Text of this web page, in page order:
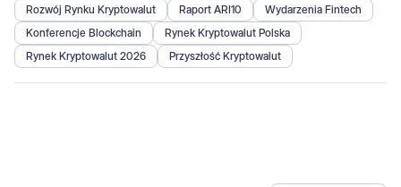
Rozwój Rynku Kryptowalut
Raport ARI10
Wydarzenia Fintech
Konferencje Blockchain
Rynek Kryptowalut Polska
Rynek Kryptowalut 2026
Przyszłość Kryptowalut